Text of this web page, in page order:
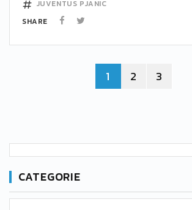
JUVENTUS PJANIC
SHARE
1 2 3
CATEGORIE